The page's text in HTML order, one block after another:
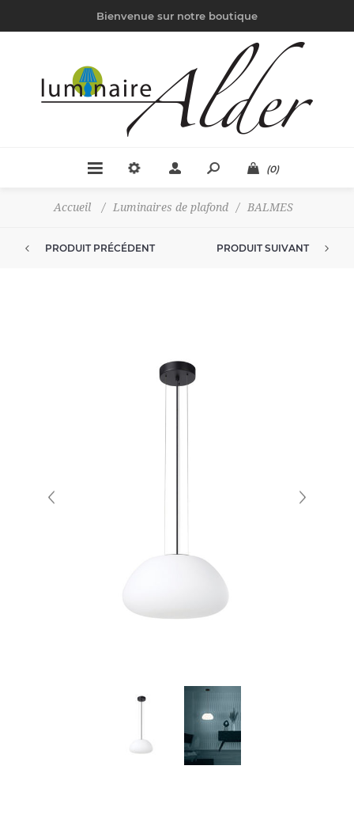
Bienvenue sur notre boutique
(0)
Accueil / Luminaires de plafond / BALMES
PRODUIT PRÉCÉDENT PRODUIT SUIVANT